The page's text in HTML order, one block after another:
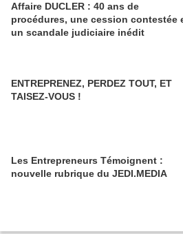
Affaire DUCLER : 40 ans de
procédures, une cession contestée
un scandale judiciaire inédit
ENTREPRENEZ, PERDEZ TOUT, ET
TAISEZ-VOUS !
Les Entrepreneurs Témoignent :
nouvelle rubrique du JEDI.MEDIA